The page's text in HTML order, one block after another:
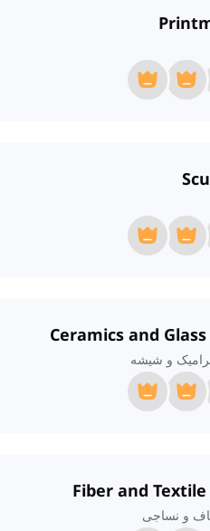
و شیشه
و نساجی